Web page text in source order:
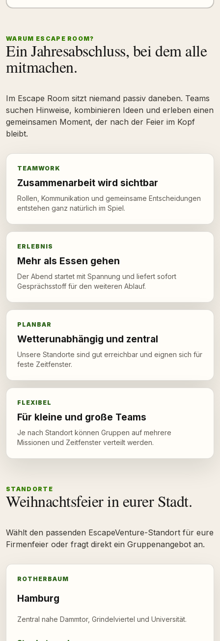
WARUM ESCAPE ROOM?
Ein Jahresabschluss, bei dem alle
mitmachen.
Im Escape Room sitzt niemand passiv daneben. Teams
suchen Hinweise, kombinieren Ideen und erleben einen
gemeinsamen Moment, der nach der Feier im Kopf
bleibt.
TEAMWORK
Zusammenarbeit wird sichtbar
Rollen, Kommunikation und gemeinsame Entscheidungen
entstehen ganz natürlich im Spiel.
ERLEBNIS
Mehr als Essen gehen
Der Abend startet mit Spannung und liefert sofort
Gesprächsstoff für den weiteren Ablauf.
PLANBAR
Wetterunabhängig und zentral
Unsere Standorte sind gut erreichbar und eignen sich für
feste Zeitfenster.
FLEXIBEL
Für kleine und große Teams
Je nach Standort können Gruppen auf mehrere
Missionen und Zeitfenster verteilt werden.
STANDORTE
Weihnachtsfeier in eurer Stadt.
Wählt den passenden EscapeVenture-Standort für eure
Firmenfeier oder fragt direkt ein Gruppenangebot an.
ROTHERBAUM
Hamburg
Zentral nahe Dammtor, Grindelviertel und Universität.